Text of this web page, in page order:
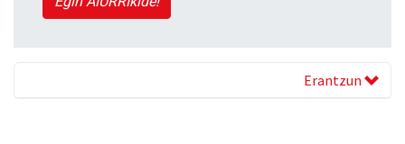
Erantzun